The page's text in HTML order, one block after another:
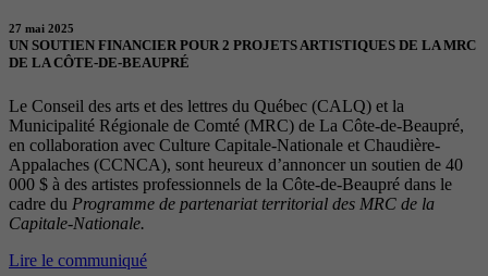
27 mai 2025
UN SOUTIEN FINANCIER POUR 2 PROJETS ARTISTIQUES DE LA MRC
DE LA CÔTE-DE-BEAUPRÉ
Le Conseil des arts et des lettres du Québec (CALQ) et la
Municipalité Régionale de Comté (MRC) de La Côte-de-Beaupré,
en collaboration avec Culture Capitale-Nationale et Chaudière-
Appalaches (CCNCA), sont heureux d’annoncer un soutien de 40
000 $ à des artistes professionnels de la Côte-de-Beaupré dans le
cadre du Programme de partenariat territorial des MRC de la
Capitale-Nationale.
Lire le communiqué